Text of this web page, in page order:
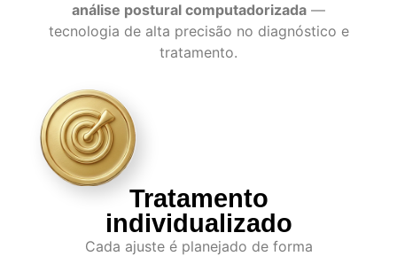
análise postural computadorizada —
tecnologia de alta precisão no diagnóstico e
tratamento.
Tratamento
individualizado
Cada ajuste é planejado de forma